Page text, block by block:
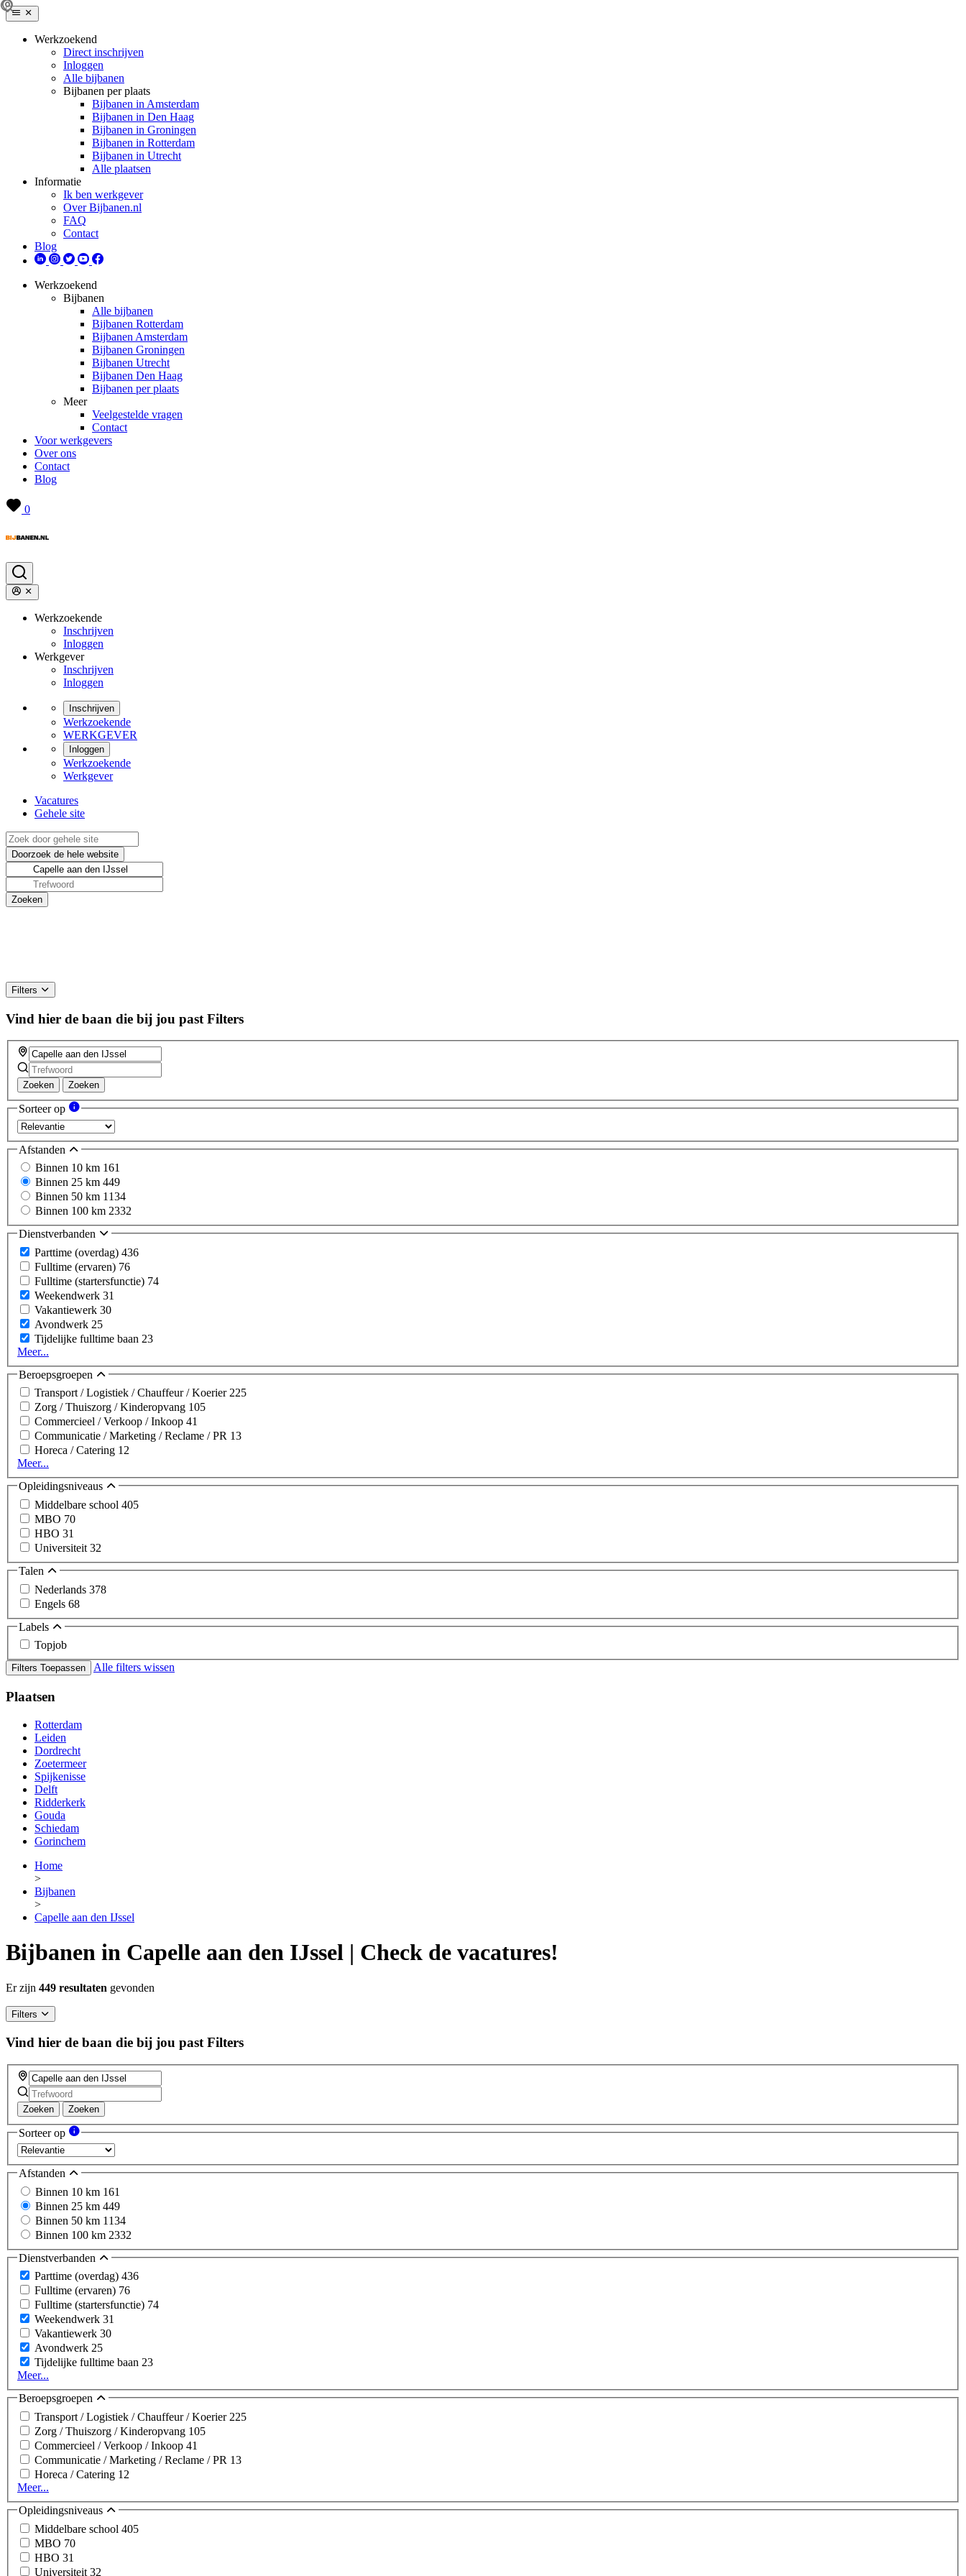
Werkzoekend
Direct inschrijven
Inloggen
Alle bijbanen
Bijbanen per plaats
Bijbanen in Amsterdam
Bijbanen in Den Haag
Bijbanen in Groningen
Bijbanen in Rotterdam
Bijbanen in Utrecht
Alle plaatsen
Informatie
Ik ben werkgever
Over Bijbanen.nl
FAQ
Contact
Blog
Werkzoekend
Bijbanen
Alle bijbanen
Bijbanen Rotterdam
Bijbanen Amsterdam
Bijbanen Groningen
Bijbanen Utrecht
Bijbanen Den Haag
Bijbanen per plaats
Meer
Veelgestelde vragen
Contact
Voor werkgevers
Over ons
Contact
Blog
0
Werkzoekende
Inschrijven
Inloggen
Werkgever
Inschrijven
Inloggen
Inschrijven
Werkzoekende
WERKGEVER
Inloggen
Werkzoekende
Werkgever
Vacatures
Gehele site
Filters
Vind hier de baan die bij jou past Filters
Zoeken Zoeken
Sorteer op
Afstanden
Binnen 10 km 161
Binnen 25 km 449
Binnen 50 km 1134
Binnen 100 km 2332
Dienstverbanden
Parttime (overdag) 436
Fulltime (ervaren) 76
Fulltime (startersfunctie) 74
Weekendwerk 31
Vakantiewerk 30
Avondwerk 25
Tijdelijke fulltime baan 23
Meer...
Beroepsgroepen
Transport / Logistiek / Chauffeur / Koerier225
Zorg / Thuiszorg / Kinderopvang 105
Commercieel / Verkoop / Inkoop 41
Communicatie / Marketing / Reclame / PR 13
Horeca / Catering 12
Meer...
Opleidingsniveaus
Middelbare school 405
MBO 70
HBO 31
Universiteit 32
Talen
Nederlands 378
Engels 68
Labels
Topjob
Filters Toepassen Alle filters wissen
Plaatsen
Rotterdam
Leiden
Dordrecht
Zoetermeer
Spijkenisse
Delft
Ridderkerk
Gouda
Schiedam
Gorinchem
Home
>
Bijbanen
>
Capelle aan den IJssel
Bijbanen in Capelle aan den IJssel | Check de vacatures!
Er zijn 449 resultaten gevonden
Filters
Vind hier de baan die bij jou past Filters
Zoeken Zoeken
Sorteer op
Afstanden
Binnen 10 km 161
Binnen 25 km 449
Binnen 50 km 1134
Binnen 100 km 2332
Dienstverbanden
Parttime (overdag) 436
Fulltime (ervaren) 76
Fulltime (startersfunctie) 74
Weekendwerk 31
Vakantiewerk 30
Avondwerk 25
Tijdelijke fulltime baan 23
Meer...
Beroepsgroepen
Transport / Logistiek / Chauffeur / Koerier 225
Zorg / Thuiszorg / Kinderopvang 105
Commercieel / Verkoop / Inkoop 41
Communicatie / Marketing / Reclame / PR 13
Horeca / Catering 12
Meer...
Opleidingsniveaus
Middelbare school 405
MBO 70
HBO 31
Universiteit 32